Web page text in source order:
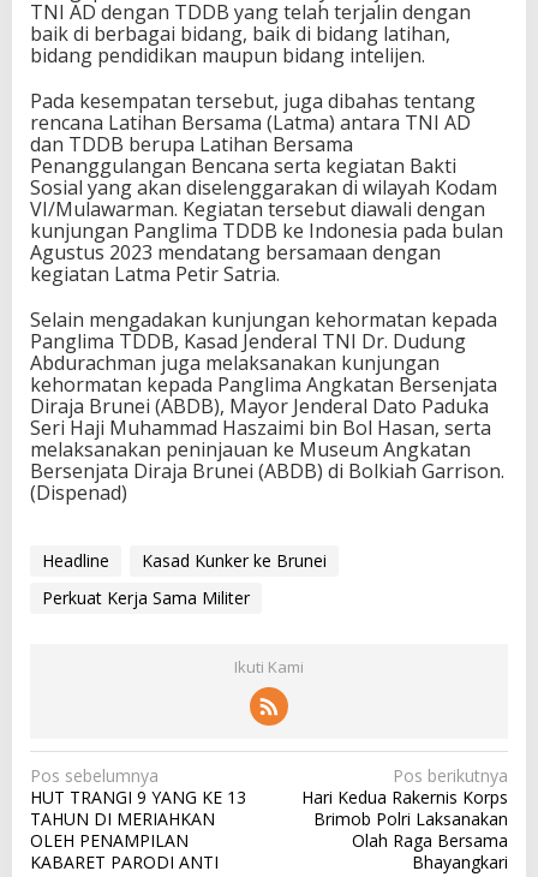
TNI AD dengan TDDB yang telah terjalin dengan
baik di berbagai bidang, baik di bidang latihan,
bidang pendidikan maupun bidang intelijen.
Pada kesempatan tersebut, juga dibahas tentang
rencana Latihan Bersama (Latma) antara TNI AD
dan TDDB berupa Latihan Bersama
Penanggulangan Bencana serta kegiatan Bakti
Sosial yang akan diselenggarakan di wilayah Kodam
VI/Mulawarman. Kegiatan tersebut diawali dengan
kunjungan Panglima TDDB ke Indonesia pada bulan
Agustus 2023 mendatang bersamaan dengan
kegiatan Latma Petir Satria.
Selain mengadakan kunjungan kehormatan kepada
Panglima TDDB, Kasad Jenderal TNI Dr. Dudung
Abdurachman juga melaksanakan kunjungan
kehormatan kepada Panglima Angkatan Bersenjata
Diraja Brunei (ABDB), Mayor Jenderal Dato Paduka
Seri Haji Muhammad Haszaimi bin Bol Hasan, serta
melaksanakan peninjauan ke Museum Angkatan
Bersenjata Diraja Brunei (ABDB) di Bolkiah Garrison.
(Dispenad)
Headline
Kasad Kunker ke Brunei
Perkuat Kerja Sama Militer
Ikuti Kami
N
a
v
Pos sebelumnya
HUT TRANGI 9 YANG KE 13
TAHUN DI MERIAHKAN
OLEH PENAMPILAN
KABARET PARODI ANTI
Pos berikutnya
Hari Kedua Rakernis Korps
Brimob Polri Laksanakan
Olah Raga Bersama
Bhayangkari